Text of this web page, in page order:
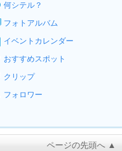
何シテル？
フォトアルバム
イベントカレンダー
おすすめスポット
クリップ
フォロワー
ページの先頭へ ▲